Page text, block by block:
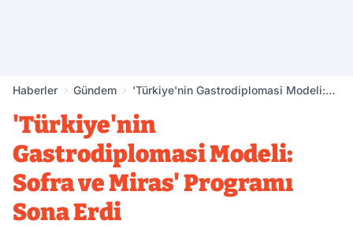
Haberler Gündem
'Türkiye'nin Gastrodiplomasi Modeli:
'Türkiye'nin
Gastrodiplomasi Modeli:
Sofra ve Miras' Programı
Sona Erdi